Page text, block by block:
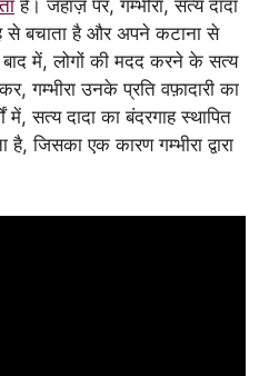
है। जहाज़ पर, गम्भीरा, सत्य दादा
से बचाता है और अपने कटाना से
में, लोगों की मदद करने के सत्य
गम्भीरा उनके प्रति वफ़ादारी का
सत्य दादा का बंदरगाह स्थापित
जिसका एक कारण गम्भीरा द्वारा